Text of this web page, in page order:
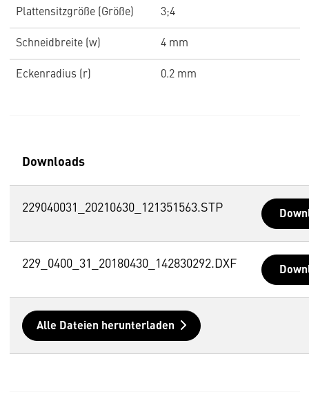
Plattensitzgröße (Größe) 3;4
Schneidbreite (w) 4 mm
Eckenradius (r) 0.2 mm
Downloads
229040031_20210630_121351563.STP
229_0400_31_20180430_142830292.DXF
Alle Dateien herunterladen